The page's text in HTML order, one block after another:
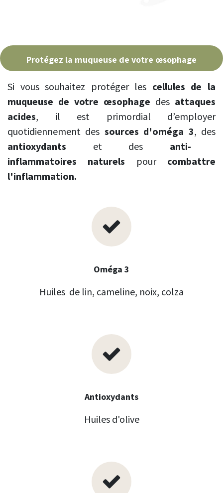
Protégez la muqueuse de votre œsophage
Si vous souhaitez protéger les cellules de la
muqueuse de votre œsophage des attaques
acides, il est primordial d’employer
quotidiennement des sources d'oméga 3, des
antioxydants et des anti-
inflammatoires naturels pour combattre
l'inflammation.
Oméga 3
Huiles de lin, cameline, noix, colza
Antioxydants
Huiles d'olive